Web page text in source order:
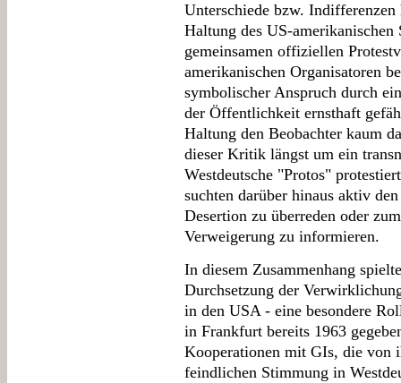
Unterschiede bzw.
Haltung des US-
gemeinsamen offiziellen
amerikanischen Organisatoren
symbolischer Anspruch durch
der Öffentlichkeit ernsthaft
Haltung den Beobachter kaum
dieser Kritik längst um ein
Westdeutsche "Protos"
suchten darüber hinaus aktiv
Desertion zu überreden oder
Verweigerung zu informieren.
In diesem Zusammenhang
Durchsetzung der
in den USA - eine besondere
in Frankfurt bereits 1963
Kooperationen mit GIs, die von
feindlichen Stimmung in